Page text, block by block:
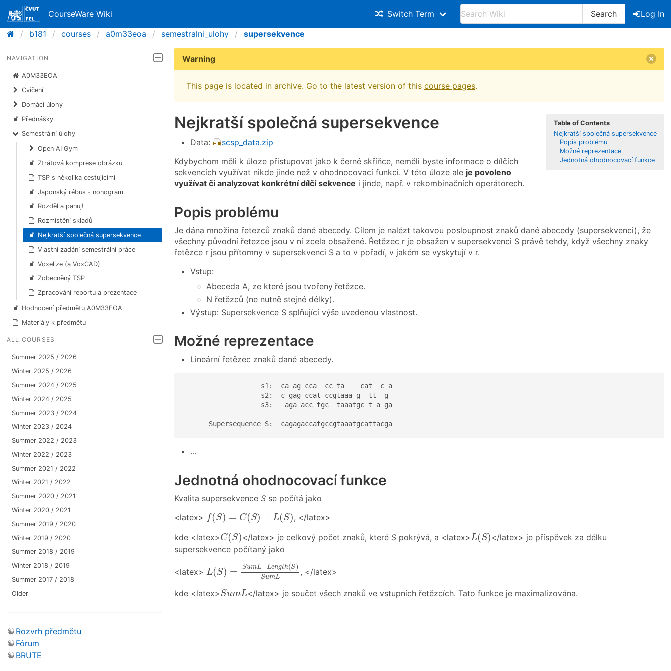
CourseWare Wiki Switch Term Search
Log In
b181
courses a0m33eoa semestralni_ulohy supersekvence
NAVIGATION
A0M33EOA
Cvičení
Domácí úlohy
Přednášky
Semestrální úlohy
Open AI Gym
Ztrátová komprese obrázku
TSP s několika cestujícími
Japonský rébus - nonogram
Rozděl a panuj!
Rozmístění skladů
Nejkratší společná supersekvence
Vlastní zadání semestrální práce
Voxelize (a VoxCAD)
Zobecněný TSP
Zpracování reportu a prezentace
Hodnocení předmětu A0M33EOA
Materiály k předmětu
ALL COURSES
Summer 2025 / 2026
Winter 2025 / 2026
Summer 2024 / 2025
Winter 2024 / 2025
Summer 2023 / 2024
Winter 2023 / 2024
Summer 2022 / 2023
Winter 2022 / 2023
Summer 2021 / 2022
Winter 2021 / 2022
Summer 2020 / 2021
Winter 2020 / 2021
Summer 2019 / 2020
Winter 2019 / 2020
Summer 2018 / 2019
Winter 2018 / 2019
Summer 2017 / 2018
Older
Rozvrh předmětu
Fórum
BRUTE
Warning
This page is located in archive. Go to the latest version of this course pages.
Table of Contents
Nejkratší společná supersekvence
Popis problému
Možné reprezentace
Jednotná ohodnocovací funkce
Nejkratší společná supersekvence
Data:
scsp_data.zip
Kdybychom měli k úloze přistupovat jako k černé skříňce, neměli byste informace o dílčích
sekvencích využívat nikde jinde než v ohodnocovací funkci. V této úloze ale je povoleno
využívat či analyzovat konkrétní dílčí sekvence i jinde, např. v rekombinačních operátorech.
Popis problému
Je dána množina řetezců znaků dané abecedy. Cílem je nalézt takovou posloupnost znaků dané abecedy (supersekvenci), že
všechny původní řetezce jsou v ní zcela obsažené. Řetězec r je obsažen v supersekvenci S právě tehdy, když všechny znaky
řetězce r jsou přítomny v supersekvenci S a to v pořadí, v jakém se vyskytují v r.
Vstup:
Abeceda A, ze které jsou tvořeny řetězce.
N řetězců (ne nutně stejné délky).
Výstup: Supersekvence S splňující výše uvedenou vlastnost.
Možné reprezentace
Lineární řetězec znaků dané abecedy.
                   s1:  ca ag cca  cc ta    cat  c a
                   s2:  c gag ccat ccgtaaa g  tt  g
                   s3:   aga acc tgc  taaatgc t a ga
                        ----------------------------
      Supersequence S:  cagagaccatgccgtaaatgcattacga
…
Jednotná ohodnocovací funkce
Kvalita supersekvence S se počítá jako
<latex> f(S) = C(S) + L(S)
f(S)= (S)+L S ) , </latex>
kde <latex>C(S)
C(S) </latex> je celkový počet znaků, které Spokrývá, a <latex>L(S)
L(S) </latex> je příspěvek za délku
supersekvence počítaný jako
<latex> L(S) = SumL−Length(S)
SumL
umL− Length(
, </latex>
kde <latex>SumL
SumL</latex> je součet všech znaků ve vstupních řetězcích. Tato funkce je maximalizována.